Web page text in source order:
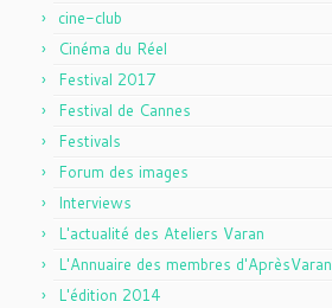
cine-club
Cinéma du Réel
Festival 2017
Festival de Cannes
Festivals
Forum des images
Interviews
L'actualité des Ateliers Varan
L'Annuaire des membres d'AprèsVaran
L'édition 2014